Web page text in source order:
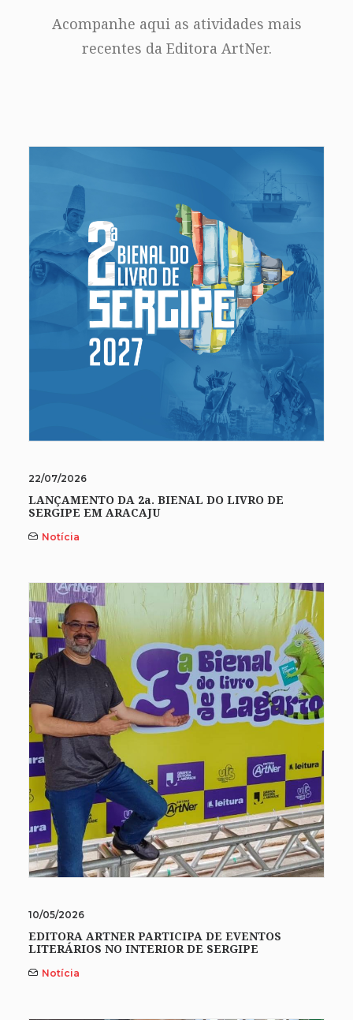
Acompanhe aqui as atividades mais
recentes da Editora ArtNer.
22/07/2026
LANÇAMENTO DA 2a. BIENAL DO LIVRO DE
SERGIPE EM ARACAJU
Notícia
10/05/2026
EDITORA ARTNER PARTICIPA DE EVENTOS
LITERÁRIOS NO INTERIOR DE SERGIPE
Notícia